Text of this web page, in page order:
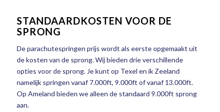
STANDAARDKOSTEN VOOR DE
SPRONG
De parachutespringen prijs wordt als eerste opgemaakt uit
de kosten van de sprong. Wij bieden drie verschillende
opties voor de sprong. Je kunt op Texel en ik Zeeland
namelijk springen vanaf 7.000ft, 9.000ft of vanaf 13.000ft.
Op Ameland bieden we alleen de standaard 9.000ft sprong
aan.